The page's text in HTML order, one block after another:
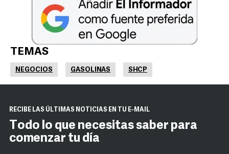
TEMAS
NEGOCIOS GASOLINAS SHCP
RECIBE LAS ÚLTIMAS NOTICIAS EN TU E-MAIL
Todo lo que necesitas saber para
comenzar tu día